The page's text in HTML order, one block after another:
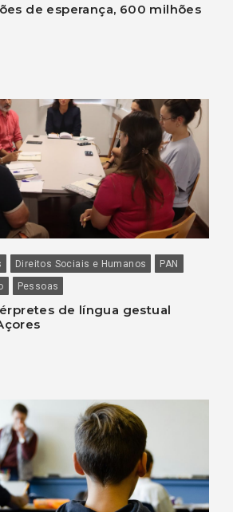
de esperança, 600 milhões
Direitos Sociais e Humanos
PAN
Pessoas
de língua gestual